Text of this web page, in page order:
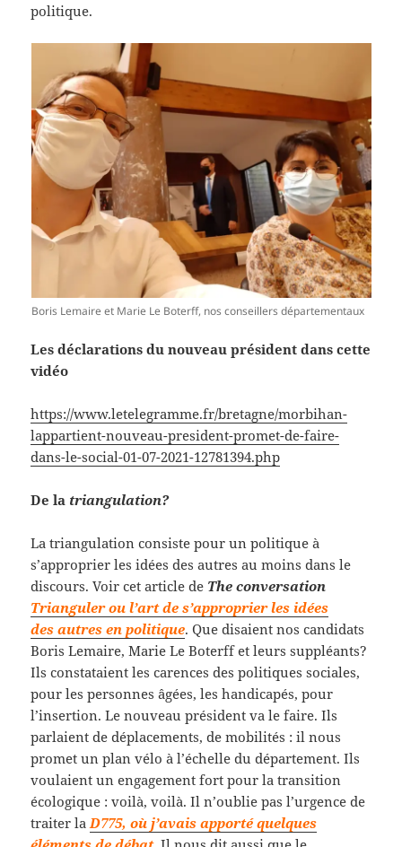
politique.
Boris Lemaire et Marie Le Boterff, nos conseillers départementaux
Les déclarations du nouveau président dans cette
vidéo
https://www.letelegramme.fr/bretagne/morbihan-
lappartient-nouveau-president-promet-de-faire-
dans-le-social-01-07-2021-12781394.php
De la triangulation?
La triangulation consiste pour un politique à
s’approprier les idées des autres au moins dans le
discours. Voir cet article de The conversation
Trianguler ou l’art de s’approprier les idées
des autres en politique. Que disaient nos candidats
Boris Lemaire, Marie Le Boterff et leurs suppléants?
Ils constataient les carences des politiques sociales,
pour les personnes âgées, les handicapés, pour
l’insertion. Le nouveau président va le faire. Ils
parlaient de déplacements, de mobilités : il nous
promet un plan vélo à l’échelle du département. Ils
voulaient un engagement fort pour la transition
écologique : voilà, voilà. Il n’oublie pas l’urgence de
traiter la D775, où j’avais apporté quelques